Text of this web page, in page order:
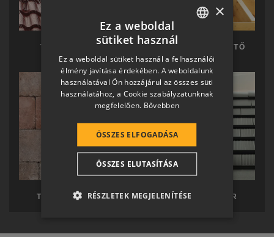
TERRÁN TETŐ TERRÁN KÉSZTETŐ
TERRÁN TÉRKŐ TERRÁN SOLAR
HUNGARIAN
SLOVAK
GERMAN
ROMANIAN
CROATIAN
SR
RO-HU
×
Ez a weboldal
sütiket használ
Ez a weboldal sütiket használ a felhasználói
élmény javítása érdekében. A weboldalunk
használatával Ön hozzájárul az összes süti
használatához, a Cookie szabályzatunknak
megfelelően. Bővebben
ÖSSZES ELFOGADÁSA
ÖSSZES ELUTASÍTÁSA
RÉSZLETEK MEGJELENÍTÉSE